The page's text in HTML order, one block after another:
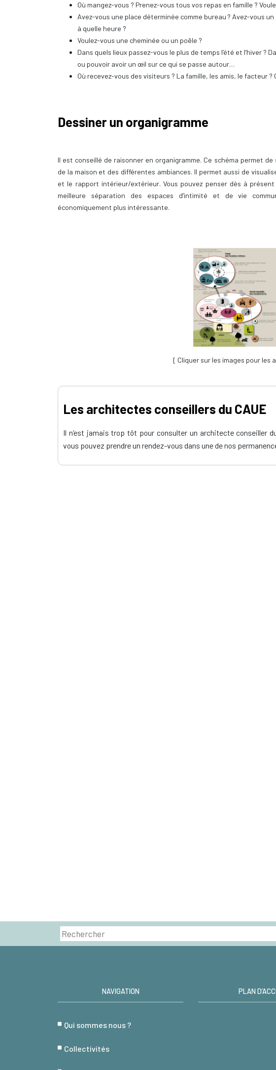
Où mangez-vous ? Prenez-vous tous vos repas en famille ?
Avez-vous une place déterminée comme bureau ? Avez-vous
à quelle heure ?
Voulez-vous une cheminée ou un poêle ?
Dans quels lieux passez-vous le plus de temps l’été et l’hiver ?
ou pouvoir avoir un œil sur ce qui se passe autour…
Où recevez-vous des visiteurs ? La famille, les amis, le facteur
Dessiner un organigramme
Il est conseillé de raisonner en organigramme. Ce schéma permet
de la maison et des différentes ambiances. Il permet aussi de
et le rapport intérieur/extérieur. Vous pouvez penser dès à
meilleure séparation des espaces d’intimité et de vie
économiquement plus intéressante.
[ Cliquer sur les images pour les
Les architectes conseillers du CAUE
Il n’est jamais trop tôt pour consulter un architecte conseiller
vous pouvez prendre un rendez-vous dans une de nos
NAVIGATION
Qui sommes nous ?
Collectivités
PLAN